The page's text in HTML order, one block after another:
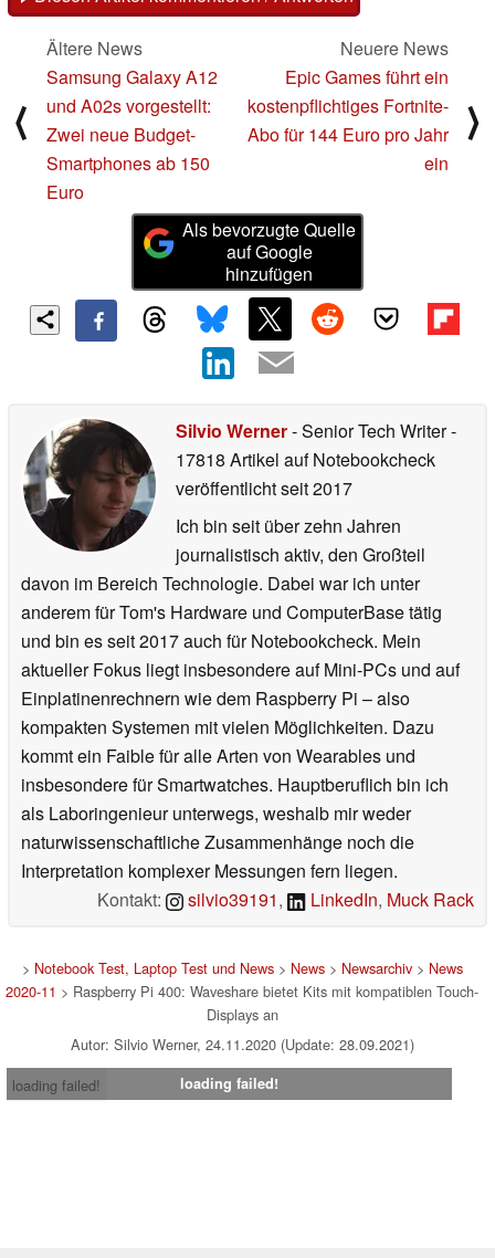
⟨
Ältere News
Samsung Galaxy A12
und A02s vorgestellt:
Zwei neue Budget-
Smartphones ab 150
Euro
Neuere News
Epic Games führt ein
kostenpflichtiges Fortnite-
Abo für 144 Euro pro Jahr
ein
⟩
Als bevorzugte Quelle
auf Google
hinzufügen
Silvio Werner- Senior Tech Writer-
17818 Artikel auf Notebookcheck
veröffentlichtseit 2017
Ich bin seit über zehn Jahren
journalistisch aktiv, den Großteil
davon im Bereich Technologie. Dabei war ich unter
anderem für Tom's Hardware und ComputerBase tätig
und bin es seit 2017 auch für Notebookcheck. Mein
aktueller Fokus liegt insbesondere auf Mini-PCs und auf
Einplatinenrechnern wie dem Raspberry Pi – also
kompakten Systemen mit vielen Möglichkeiten. Dazu
kommt ein Faible für alle Arten von Wearables und
insbesondere für Smartwatches. Hauptberuflich bin ich
als Laboringenieur unterwegs, weshalb mir weder
naturwissenschaftliche Zusammenhänge noch die
Interpretation komplexer Messungen fern liegen.
Kontakt:
silvio39191, LinkedIn, Muck Rack
> Notebook Test, Laptop Test und News> News> Newsarchiv> News
2020-11 > Raspberry Pi 400: Waveshare bietet Kits mit kompatiblen Touch-
Displays an
Autor: Silvio Werner, 24.11.2020 (Update: 28.09.2021)
loading failed!
loading failed!